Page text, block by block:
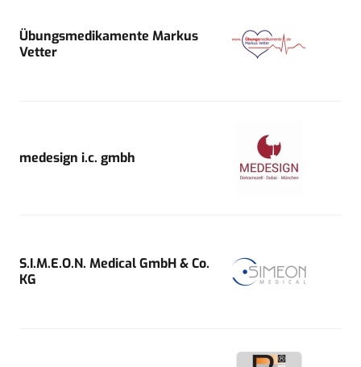
Übungsmedikamente Markus
Vetter
medesign i.c. gmbh
S.I.M.E.O.N. Medical GmbH & Co.
KG